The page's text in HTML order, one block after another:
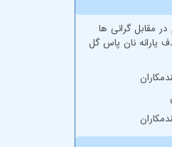
مقابل گرانی ها
یارانه نان پاس گل